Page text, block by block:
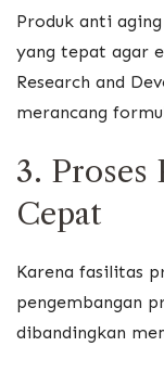
Produk anti
yang tepat agar
Research and
merancang
3.
Cepat
Karena fasilitas
pengembangan
dibandingkan